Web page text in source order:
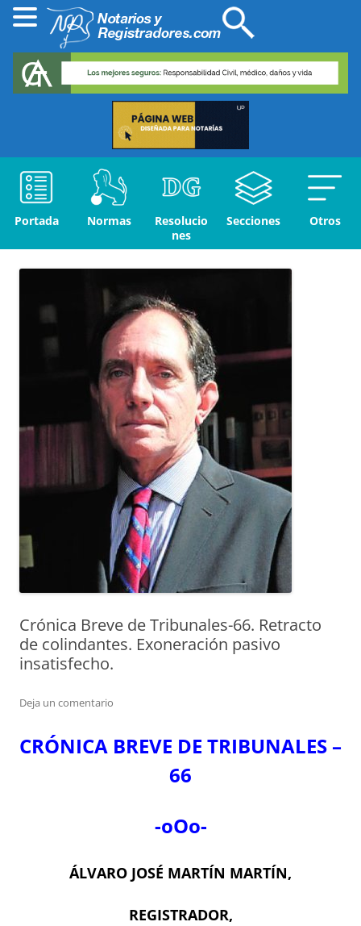
Portada Normas
Resolucio
nes
Secciones Otros
Crónica Breve de Tribunales-66. Retracto
de colindantes. Exoneración pasivo
insatisfecho.
Deja un comentario
CRÓNICA BREVE DE TRIBUNALES –
66
-oOo-
ÁLVARO JOSÉ MARTÍN MARTÍN,
REGISTRADOR,